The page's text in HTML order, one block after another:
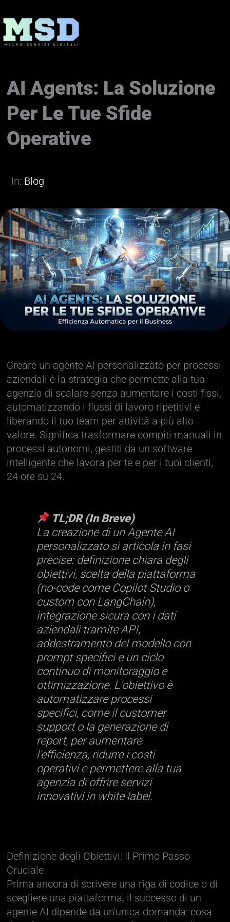
al
contenuto
AI Agents: La Soluzione
Per Le Tue Sfide
Operative
In: Blog
Creare un agente AI personalizzato per processi
aziendali è la strategia che permette alla tua
agenzia di scalare senza aumentare i costi fissi,
automatizzando i flussi di lavoro ripetitivi e
liberando il tuo team per attività a più alto
valore. Significa trasformare compiti manuali in
processi autonomi, gestiti da un software
intelligente che lavora per te e per i tuoi clienti,
24 ore su 24.
TL;DR (In Breve)
La creazione di un Agente AI
personalizzato si articola in fasi
precise: definizione chiara degli
obiettivi, scelta della piattaforma
(no-code come Copilot Studio o
custom con LangChain),
integrazione sicura con i dati
aziendali tramite API,
addestramento del modello con
prompt specifici e un ciclo
continuo di monitoraggio e
ottimizzazione. L'obiettivo è
automatizzare processi
specifici, come il customer
support o la generazione di
report, per aumentare
l'efficienza, ridurre i costi
operativi e permettere alla tua
agenzia di offrire servizi
innovativi in white label.
Definizione degli Obiettivi: Il Primo Passo
Cruciale
Prima ancora di scrivere una riga di codice o di
scegliere una piattaforma, il successo di un
agente AI dipende da un'unica domanda: cosa